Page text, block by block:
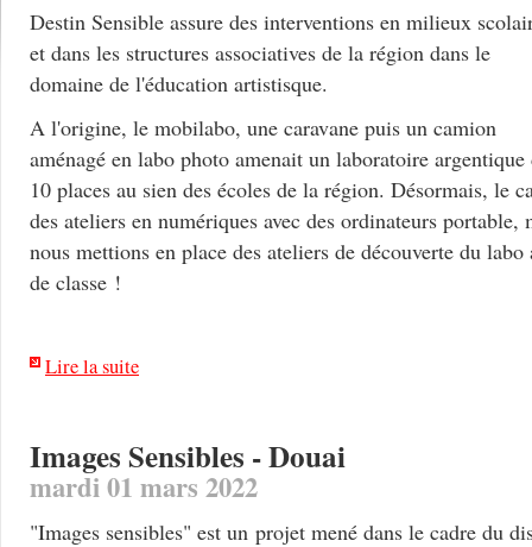
Destin Sensible assure des interventions en milieux
et dans les structures associatives de la région dans le
domaine de l'éducation artistisque.
A l'origine, le mobilabo, une caravane puis un camion
aménagé en labo photo amenait un laboratoire argentique
10 places au sien des écoles de la région. Désormais, le
des ateliers en numériques avec des ordinateurs
nous mettions en place des ateliers de découverte du labo
de classe !
Lire la suite
Images Sensibles - Douai
mardi 01 mars 2022
"Images sensibles" est un projet mené dans le cadre du